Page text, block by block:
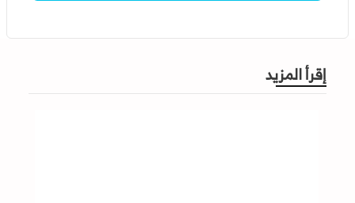
إقرأ المزيد